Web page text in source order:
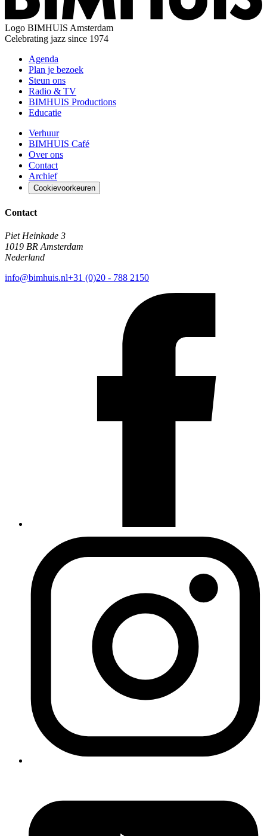
Logo BIMHUIS Amsterdam
Celebrating jazz since 1974
Agenda
Plan je bezoek
Steun ons
Radio & TV
BIMHUIS Productions
Educatie
Verhuur
BIMHUIS Café
Over ons
Contact
Archief
Cookievoorkeuren
Contact
Piet Heinkade 3
1019 BR Amsterdam
Nederland
info@bimhuis.nl+31 (0)20 - 788 2150